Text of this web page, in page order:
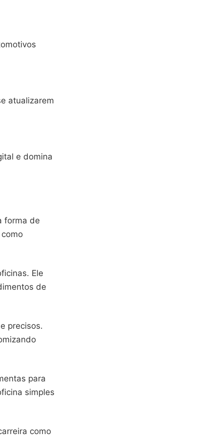
atualizarem
e domina
forma de
Ele
de
precisos.
para
simples
como